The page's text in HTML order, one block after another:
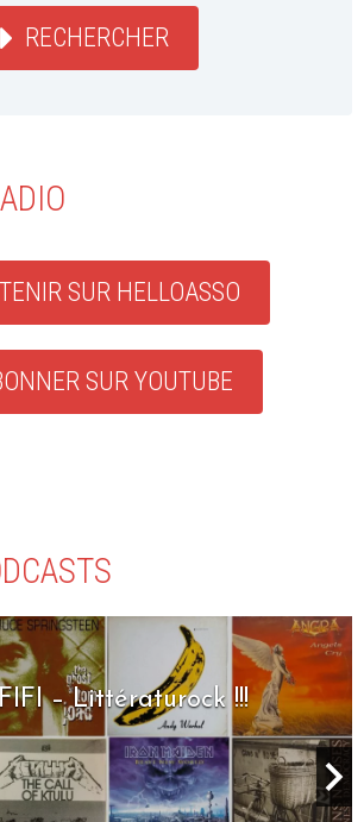
RECHERCHER
SUR HELLOASSO
SUR YOUTUBE
– Littératurock !!!